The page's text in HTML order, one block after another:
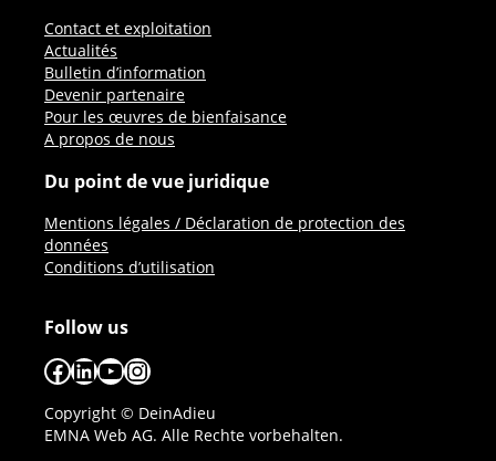
Contact et exploitation
Actualités
Bulletin d’information
Devenir partenaire
Pour les œuvres de bienfaisance
A propos de nous
Du point de vue juridique
Mentions légales / Déclaration de protection des
données
Conditions d’utilisation
Follow us
Facebook
LinkedIn
YouTube
Instagram
Copyright © DeinAdieu
EMNA Web AG. Alle Rechte vorbehalten.